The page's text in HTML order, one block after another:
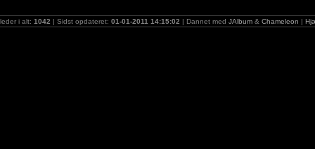
i alt: 1042 | Sidst opdateret: 01-01-2011 14:15:02 | Dannet med JAlbum& Chameleon |